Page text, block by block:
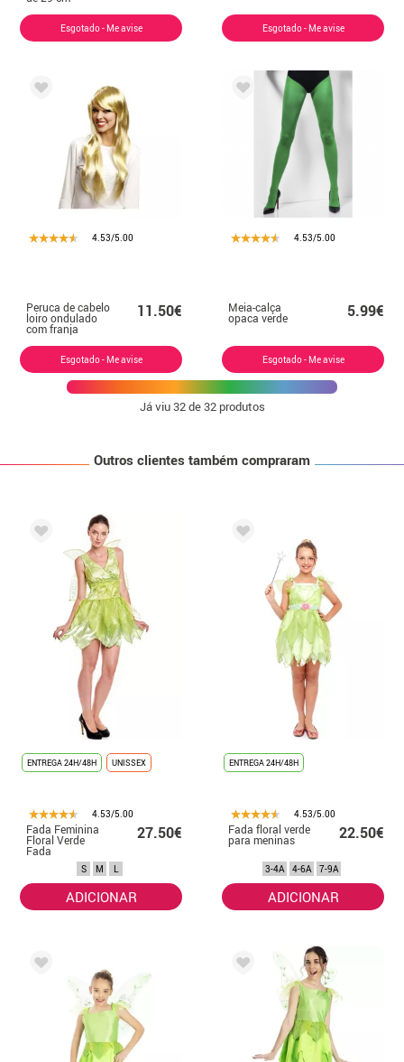
Esgotado - Me avise Esgotado - Me avise
4.53/5.00
Peruca de cabelo
loiro ondulado
com franja
11.50€
Esgotado - Me avise
4.53/5.00
Meia-calça
opaca verde 5.99€
Esgotado - Me avise
Já viu32de 32 produtos
Outros clientes também compraram
ENTREGA 24H/48H UNISSEX
4.53/5.00
Fada Feminina
Floral Verde
Fada
27.50€
S M L
ADICIONAR
ENTREGA 24H/48H
4.53/5.00
Fada floral verde
para meninas 22.50€
3-4A 4-6A 7-9A
ADICIONAR